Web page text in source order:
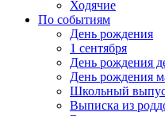
Ходячие
По событиям
День рождения
1 сентября
День рождения
День рождения
Школьный
Выписка из